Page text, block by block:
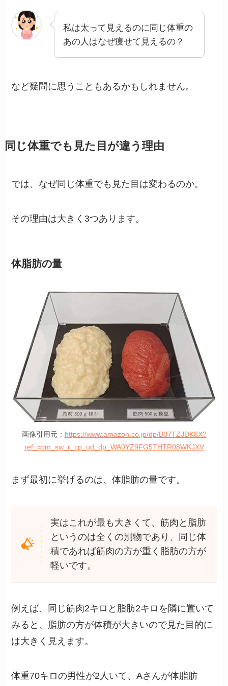
私は太って見えるのに同じ体重の
あの人はなぜ痩せて見えるの？
など疑問に思うこともあるかもしれません。
同じ体重でも見た目が違う理由
では、なぜ同じ体重でも見た目は変わるのか。
その理由は大きく3つあります。
体脂肪の量
画像引用元： https://www.amazon.co.jp/dp/B07TZJDK8X?
ref_=cm_sw_r_cp_ud_dp_WA0YZ9FG5THTR08WKJXV
まず最初に挙げるのは、体脂肪の量です。
実はこれが最も大きくて、筋肉と脂肪
というのは全くの別物であり、同じ体
積であれば筋肉の方が重く脂肪の方が
軽いです。
例えば、同じ筋肉2キロと脂肪2キロを隣に置いて
みると、脂肪の方が体積が大きいので見た目的に
は大きく見えます。
体重70キロの男性が2人いて、Aさんが体脂肪